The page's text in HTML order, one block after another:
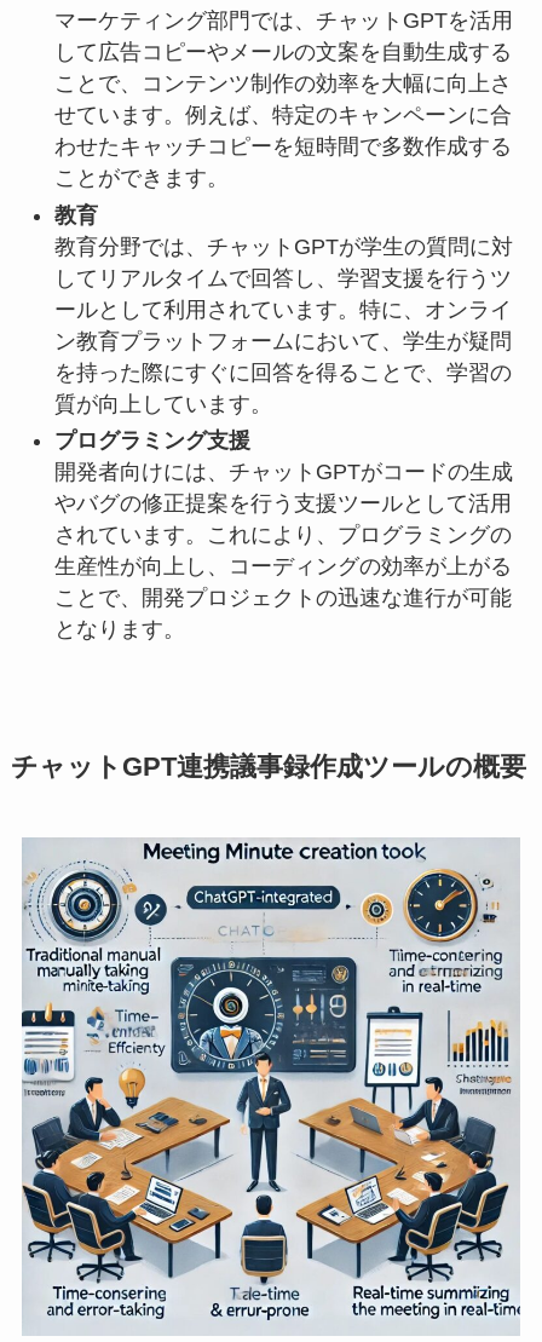
マーケティング部門では、チャットGPTを活用
して広告コピーやメールの文案を自動生成する
ことで、コンテンツ制作の効率を大幅に向上さ
せています。例えば、特定のキャンペーンに合
わせたキャッチコピーを短時間で多数作成する
ことができます。
教育
教育分野では、チャットGPTが学生の質問に対
してリアルタイムで回答し、学習支援を行うツ
ールとして利用されています。特に、オンライ
ン教育プラットフォームにおいて、学生が疑問
を持った際にすぐに回答を得ることで、学習の
質が向上しています。
プログラミング支援
開発者向けには、チャットGPTがコードの生成
やバグの修正提案を行う支援ツールとして活用
されています。これにより、プログラミングの
生産性が向上し、コーディングの効率が上がる
ことで、開発プロジェクトの迅速な進行が可能
となります。
チャットGPT連携議事録作成ツールの概要